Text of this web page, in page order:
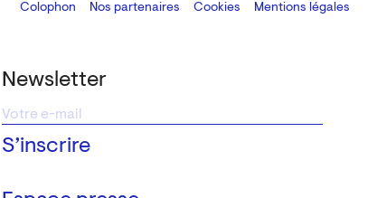
Newsletter
Colophon
Design:Marcel Kaczmarek, code:8080.studio
Nos partenaires Cookies Mentions légales